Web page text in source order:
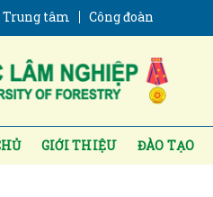
Trung tâm Công đoàn
GIỚI THIỆU ĐÀO TẠO